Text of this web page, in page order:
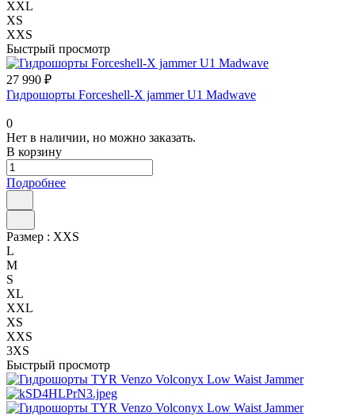
XXL
XS
XXS
Быстрый просмотр
27 990 ₽
Гидрошорты Forceshell-X jammer U1 Madwave
0
Нет в наличии, но можно заказать.
В корзину
Подробнее
Размер : XXS
L
M
S
XL
XXL
XS
XXS
3XS
Быстрый просмотр